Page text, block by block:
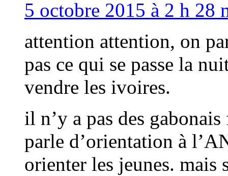
5 octobre 2015 à 2 h 28
attention attention, on
pas ce qui se passe la
vendre les ivoires.
il n’y a pas des
parle d’orientation à
orienter les jeunes. mais